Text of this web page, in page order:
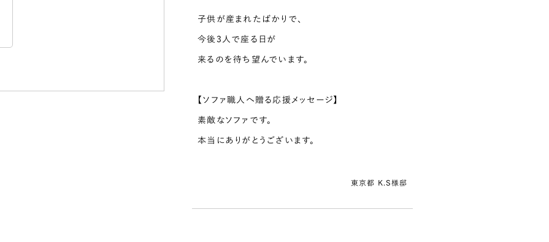
子供が産まれたばかりで、
今後3人で座る日が
来るのを待ち望んでいます。
【ソファ職人へ贈る応援メッセージ】
素敵なソファです。
本当にありがとうございます。
東京都 K.S様邸